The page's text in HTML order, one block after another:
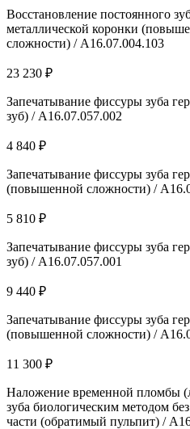
Восстановление постоянного
металлической коронки
сложности) / A16.07.004.103
23 230 ₽
Запечатывание фиссуры зуба
зуб) / А16.07.057.002
4 840 ₽
Запечатывание фиссуры зуба
(повышенной сложности) /
5 810 ₽
Запечатывание фиссуры зуба
зуб) / А16.07.057.001
9 440 ₽
Запечатывание фиссуры зуба
(повышенной сложности) /
11 300 ₽
Наложение временной пломбы
зуба биологическим методом
части (обратимый пульпит) /